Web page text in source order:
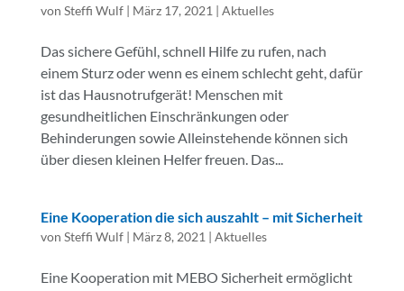
von Steffi Wulf| März 17, 2021 | Aktuelles
Das sichere Gefühl, schnell Hilfe zu rufen, nach
einem Sturz oder wenn es einem schlecht geht, dafür
ist das Hausnotrufgerät! Menschen mit
gesundheitlichen Einschränkungen oder
Behinderungen sowie Alleinstehende können sich
über diesen kleinen Helfer freuen. Das...
Eine Kooperation die sich auszahlt – mit Sicherheit
von Steffi Wulf| März 8, 2021 | Aktuelles
Eine Kooperation mit MEBO Sicherheit ermöglicht